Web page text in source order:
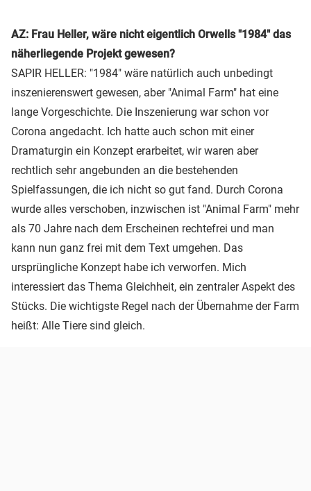
AZ: Frau Heller, wäre nicht eigentlich Orwells "1984" das
näherliegende Projekt gewesen?
SAPIR HELLER: "1984" wäre natürlich auch unbedingt
inszenierenswert gewesen, aber "Animal Farm" hat eine
lange Vorgeschichte. Die Inszenierung war schon vor
Corona angedacht. Ich hatte auch schon mit einer
Dramaturgin ein Konzept erarbeitet, wir waren aber
rechtlich sehr angebunden an die bestehenden
Spielfassungen, die ich nicht so gut fand. Durch Corona
wurde alles verschoben, inzwischen ist "Animal Farm" mehr
als 70 Jahre nach dem Erscheinen rechtefrei und man
kann nun ganz frei mit dem Text umgehen. Das
ursprüngliche Konzept habe ich verworfen. Mich
interessiert das Thema Gleichheit, ein zentraler Aspekt des
Stücks. Die wichtigste Regel nach der Übernahme der Farm
heißt: Alle Tiere sind gleich.